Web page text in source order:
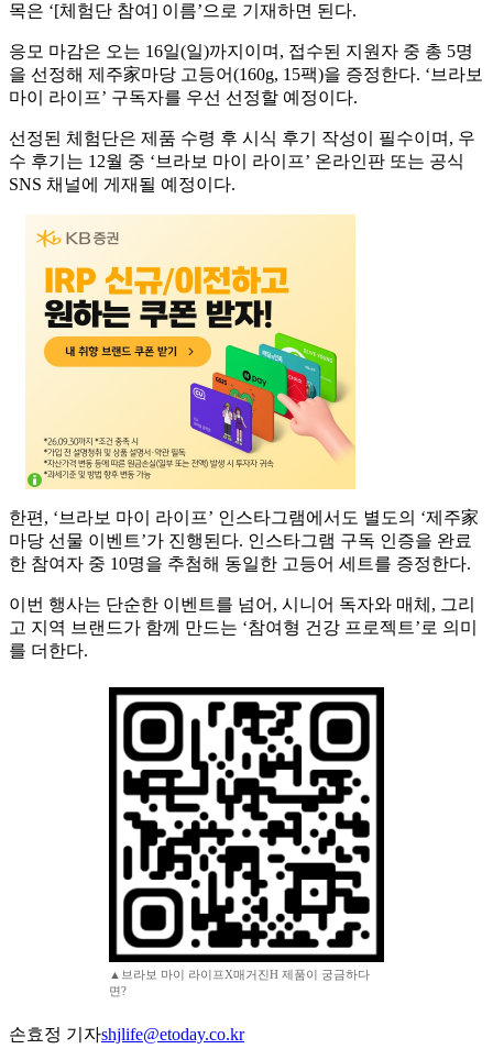
목은 ‘[체험단 참여] 이름’으로 기재하면 된다.
응모 마감은 오는 16일(일)까지이며, 접수된 지원자 중 총 5명
을 선정해 제주家마당 고등어(160g, 15팩)을 증정한다. ‘브라보
마이 라이프’ 구독자를 우선 선정할 예정이다.
선정된 체험단은 제품 수령 후 시식 후기 작성이 필수이며, 우
수 후기는 12월 중 ‘브라보 마이 라이프’ 온라인판 또는 공식
SNS 채널에 게재될 예정이다.
한편, ‘브라보 마이 라이프’ 인스타그램에서도 별도의 ‘제주家
마당 선물 이벤트’가 진행된다. 인스타그램 구독 인증을 완료
한 참여자 중 10명을 추첨해 동일한 고등어 세트를 증정한다.
이번 행사는 단순한 이벤트를 넘어, 시니어 독자와 매체, 그리
고 지역 브랜드가 함께 만드는 ‘참여형 건강 프로젝트’로 의미
를 더한다.
▲브라보 마이 라이프X매거진H 제품이 궁금하다
면?
손효정 기자shjlife@etoday.co.kr